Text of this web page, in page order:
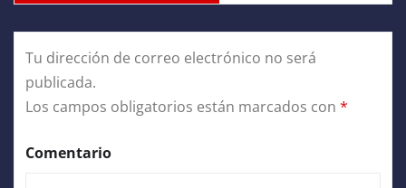
Tu dirección de correo electrónico no será
publicada.
Los campos obligatorios están marcados con *
Comentario